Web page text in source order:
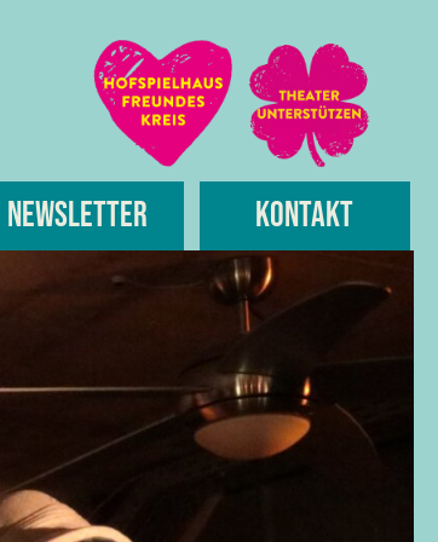
Newsletter Kontakt